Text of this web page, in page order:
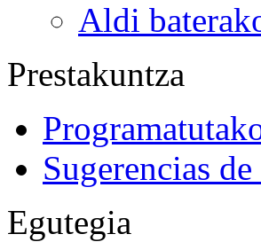
Aldi
Prestakuntza
Sugerencias
Egutegia